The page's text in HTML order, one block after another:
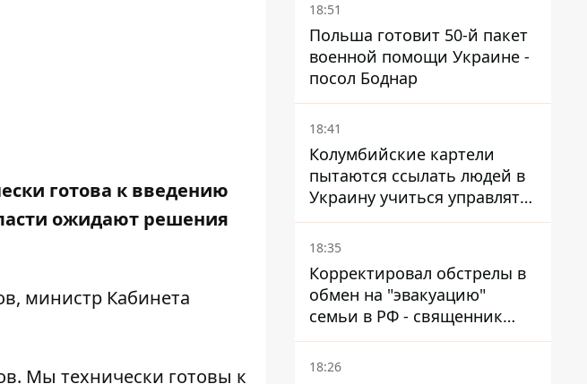
готова к введению
ожидают решения
министр Кабинета
Мы технически готовы к
18:51
Польша готовит 50-й пакет
военной помощи Украине -
посол Боднар
18:41
Колумбийские картели
пытаются ссылать людей в
Украину учиться управлять
дронами - FT
18:35
Корректировал обстрелы в
обмен на "эвакуацию"
семьи в РФ - священник
УПЦ МП получил 15 лет
тюрьмы
18:26